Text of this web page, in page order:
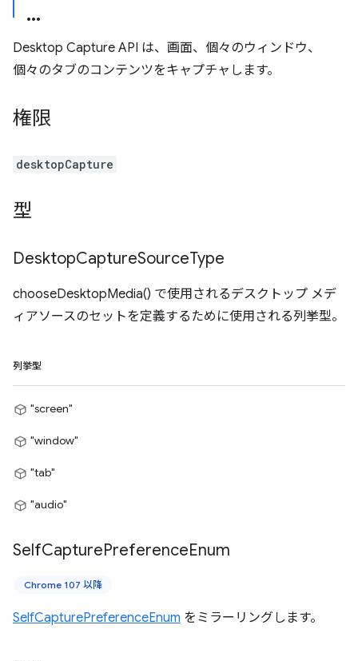
Desktop Capture API は、画面、個々のウィンドウ、
個々のタブのコンテンツをキャプチャします。
権限
desktopCapture
型
DesktopCaptureSourceType
chooseDesktopMedia() で使用されるデスクトップ メデ
ィアソースのセットを定義するために使用される列挙型。
列挙型
"screen"
"window"
"tab"
"audio"
SelfCapturePreferenceEnum
Chrome 107 以降
SelfCapturePreferenceEnum をミラーリングします。